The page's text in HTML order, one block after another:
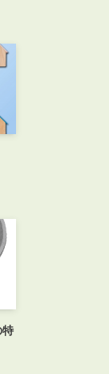
で賃料査定する
特